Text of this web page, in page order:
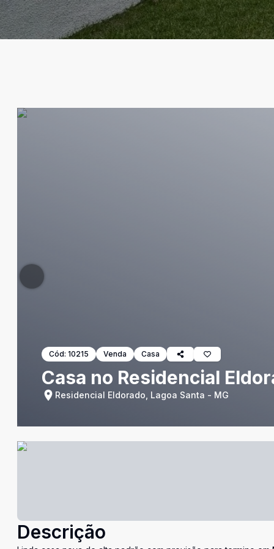
Cód: 10215 Venda Casa
Casa no Residencial
Residencial Eldorado, Lagoa Santa - MG
Descrição